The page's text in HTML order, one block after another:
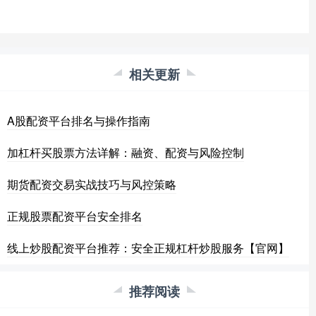
相关更新
A股配资平台排名与操作指南
加杠杆买股票方法详解：融资、配资与风险控制
期货配资交易实战技巧与风控策略
正规股票配资平台安全排名
线上炒股配资平台推荐：安全正规杠杆炒股服务【官网】
推荐阅读